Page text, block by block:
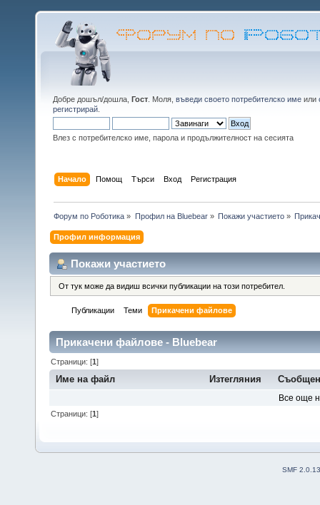
Добре дошъл/дошла, Гост . Моля, въведи своето потребителско име или
регистрирай
Влез с потребителско име, парола и продължителност на сесията
Начало Помощ Търси Вход Регистрация
Форум по Роботика » Профил на Bluebear» Покажи участието»
Профил информация
Покажи участието
От тук може да видиш всички публикации на този потребител.
Публикации Теми Прикачени файлове
Прикачени файлове - Bluebear
Страници: [1]
Име на файл Изтегляния
Все още
Страници: [1]
SMF 2.0.13